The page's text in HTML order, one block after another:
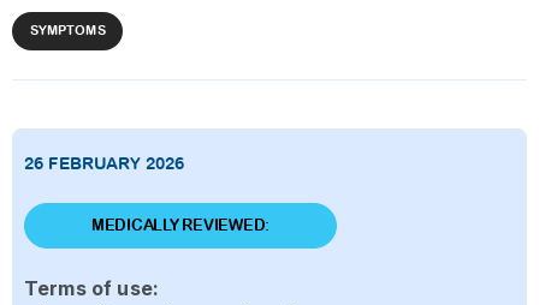
SYMPTOMS
26 FEBRUARY 2026
MEDICALLY REVIEWED:
Terms of use: